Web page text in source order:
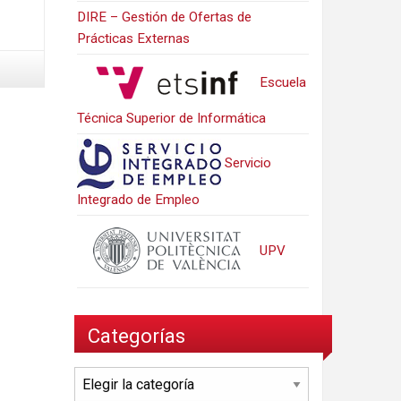
DIRE – Gestión de Ofertas de
Prácticas Externas
Escuela
Técnica Superior de Informática
Servicio
Integrado de Empleo
UPV
Categorías
Categorías